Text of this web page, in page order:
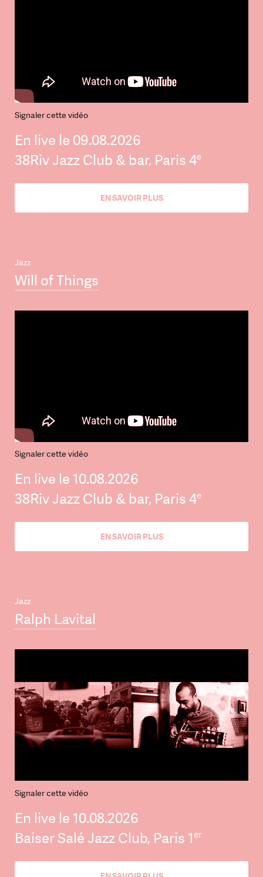
Signaler cette vidéo
En live le 09.08.2026
38Riv Jazz Club & bar, Paris 4e
EN SAVOIR PLUS
Jazz
Will of Things
Signaler cette vidéo
En live le 10.08.2026
38Riv Jazz Club & bar, Paris 4e
EN SAVOIR PLUS
Jazz
Ralph Lavital
Signaler cette vidéo
En live le 10.08.2026
Baiser Salé Jazz Club, Paris 1 er